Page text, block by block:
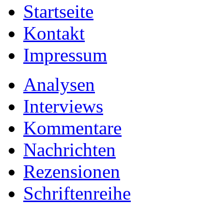
Startseite
Kontakt
Impressum
Analysen
Interviews
Kommentare
Nachrichten
Rezensionen
Schriftenreihe